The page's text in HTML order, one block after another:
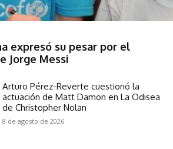
expresó su pesar por el
Jorge Messi
Arturo Pérez-Reverte cuestionó la
actuación de Matt Damon en La Odisea
de Christopher Nolan
8 de agosto de 2026